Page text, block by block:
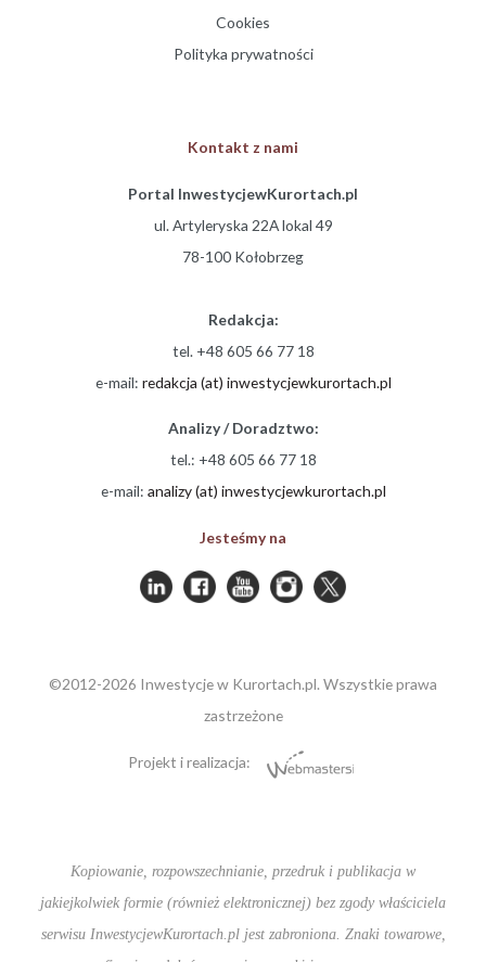
Cookies
Polityka prywatności
Kontakt z nami
Portal InwestycjewKurortach.pl
ul. Artyleryska 22A lokal 49
78-100 Kołobrzeg
Redakcja:
tel. +48 605 66 77 18
e-mail: redakcja (at) inwestycjewkurortach.pl
Analizy / Doradztwo:
tel.: +48 605 66 77 18
e-mail: analizy (at) inwestycjewkurortach.pl
Jesteśmy na
©2012-2026 Inwestycje w Kurortach.pl. Wszystkie prawa
zastrzeżone
Projekt i realizacja:
Kopiowanie, rozpowszechnianie, przedruk i publikacja w
jakiejkolwiek formie (również elektronicznej) bez zgody właściciela
serwisu InwestycjewKurortach.pl jest zabroniona. Znaki towarowe,